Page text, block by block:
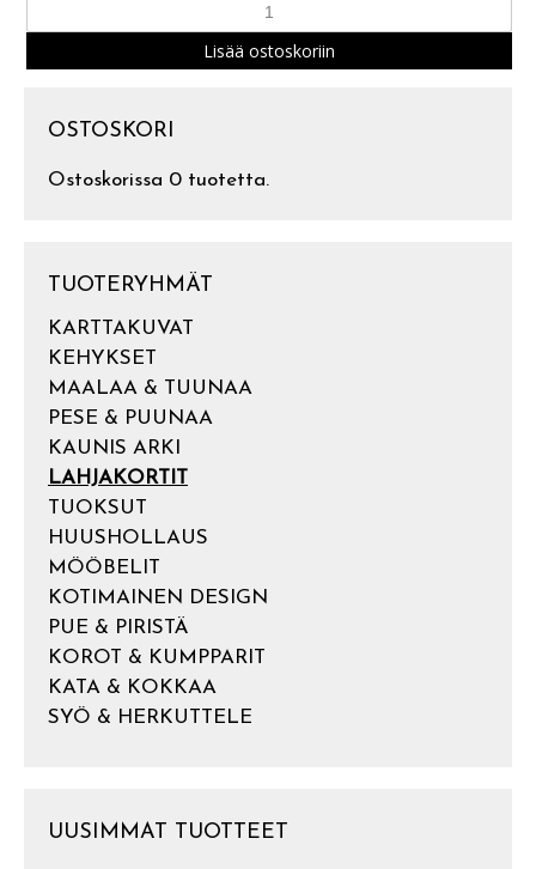
OSTOSKORI
Ostoskorissa 0 tuotetta.
TUOTERYHMÄT
KARTTAKUVAT
KEHYKSET
MAALAA & TUUNAA
PESE & PUUNAA
KAUNIS ARKI
LAHJAKORTIT
TUOKSUT
HUUSHOLLAUS
MÖÖBELIT
KOTIMAINEN DESIGN
PUE & PIRISTÄ
KOROT & KUMPPARIT
KATA & KOKKAA
SYÖ & HERKUTTELE
UUSIMMAT TUOTTEET